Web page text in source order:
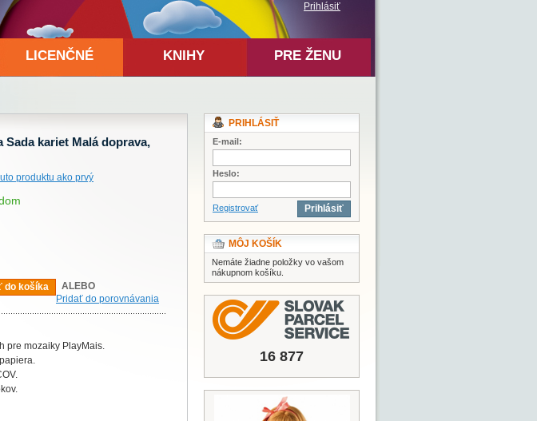
Prihlásiť
LICENČNÉ KNIHY PRE ŽENU
Sada kariet Malá doprava,
produktu ako prvý
do košíka
ALEBO
Pridať do porovnávania
pre mozaiky PlayMais.
PRIHLÁSIŤ
E-mail:
Heslo:
Registrovať Prihlásiť
MÔJ KOŠÍK
Nemáte žiadne položky vo vašom
nákupnom košíku.
16 877